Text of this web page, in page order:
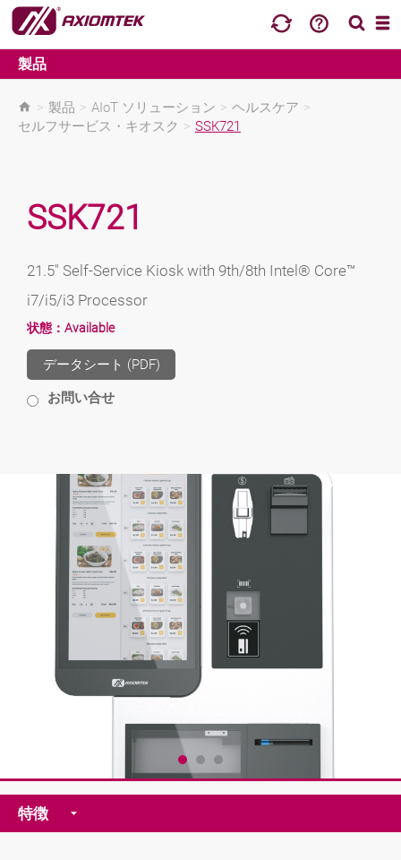
製品
> 製品 > AIoT ソリューション > ヘルスケア >
セルフサービス・キオスク > SSK721
SSK721
21.5" Self-Service Kiosk with 9th/8th Intel® Core™
i7/i5/i3 Processor
状態： Available
データシート (PDF)
お問い合せ
特徴